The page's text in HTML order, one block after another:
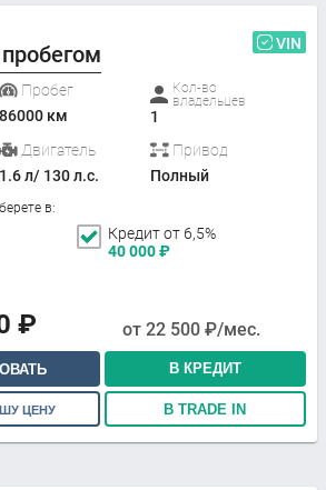
VIN
Пробег
86000 км
Кол-во
владельцев
1
Двигатель
1.6 л/ 130 л.с.
Привод
Полный
в:
Кредит от 6,5%
40 000₽
₽ от 22 500 ₽/мес.
В КРЕДИТ
ЦЕНУ В TRADE IN